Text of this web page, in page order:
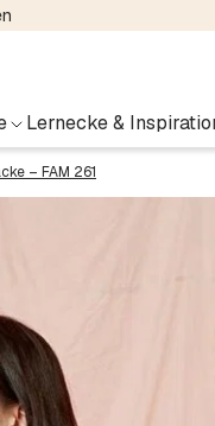
Lernecke &
– FAM 261